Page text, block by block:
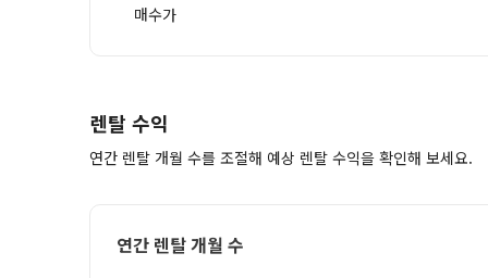
매수가
렌탈 수익
연간 렌탈 개월 수를 조절해 예상 렌탈 수익을 확인해 보세요.
연간 렌탈 개월 수